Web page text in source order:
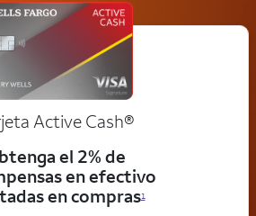
Active Cash®
el 2% de
en efectivo
en compras1